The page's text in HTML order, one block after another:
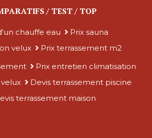
/ TEST / TOP
chauffe eau
Prix sauna
velux
Prix terrassement m2
Prix entretien climatisation
Devis terrassement piscine
terrassement maison